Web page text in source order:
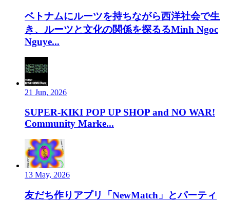
ベトナムにルーツを持ちながら西洋社会で生
き、ルーツと文化の関係を探るるMinh Ngoc
Nguye...
21 Jun, 2026
SUPER-KIKI POP UP SHOP and NO WAR!
Community Marke...
13 May, 2026
友だち作りアプリ「NewMatch」とパーティ